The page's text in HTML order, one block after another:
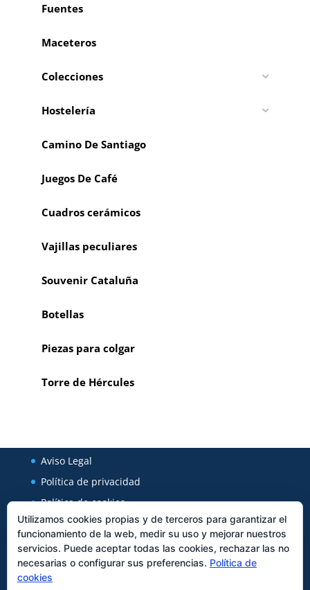
Fuentes
Maceteros
Colecciones
Hostelería
Camino De Santiago
Juegos De Café
Cuadros cerámicos
Vajillas peculiares
Souvenir Cataluña
Botellas
Piezas para colgar
Torre de Hércules
Aviso Legal
Política de privacidad
Política de cookies
Regal Cerámica
Utilizamos cookies propias y de terceros para garantizar el
funcionamiento de la web, medir su uso y mejorar nuestros
servicios. Puede aceptar todas las cookies, rechazar las no
necesarias o configurar sus preferencias. Política de
cookies